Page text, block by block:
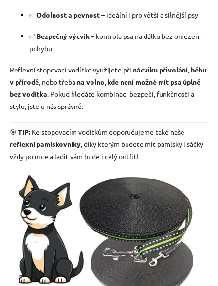
✅Odolnost a pevnost– ideální i pro větší a silnější psy
✅ Bezpečný výcvik– kontrola psa na dálku bez omezení
pohybu
Reflexní stopovací vodítko využijete při nácviku přivolání, běhu
v přírodě, nebo třeba na volno, kde není možné mít psa úplně
bez vodítka. Pokud hledáte kombinaci bezpečí, funkčnosti a
stylu, jste u nás správně.
🎯 TIP: Ke stopovacím vodítkům doporučujeme také naše
reflexní pamlskovníky, díky kterým budete mít pamlsky i sáčky
vždy po ruce a ladit vám bude i celý outfit!